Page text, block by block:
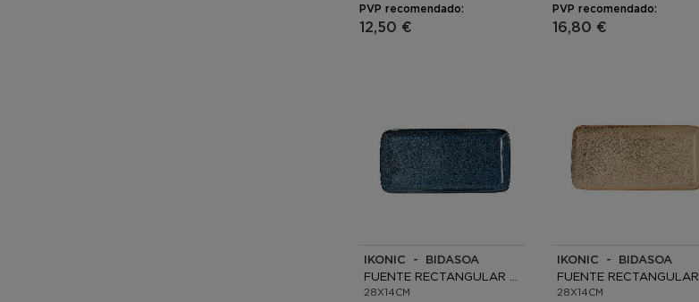
PVP recomendado:
12,50 €
PVP recomendado:
16,80 €
IKONIC - BIDASOA
28X14CM
IKONIC - BIDASOA
28X14CM